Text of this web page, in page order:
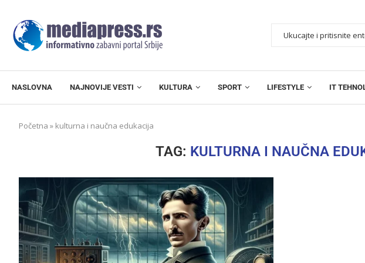
NASLOVNA NAJNOVIJE VESTI KULTURA SPORT LIFESTYLE IT
Početna » kulturna i naučna edukacija
TAG: KULTURNA I NAUČNA